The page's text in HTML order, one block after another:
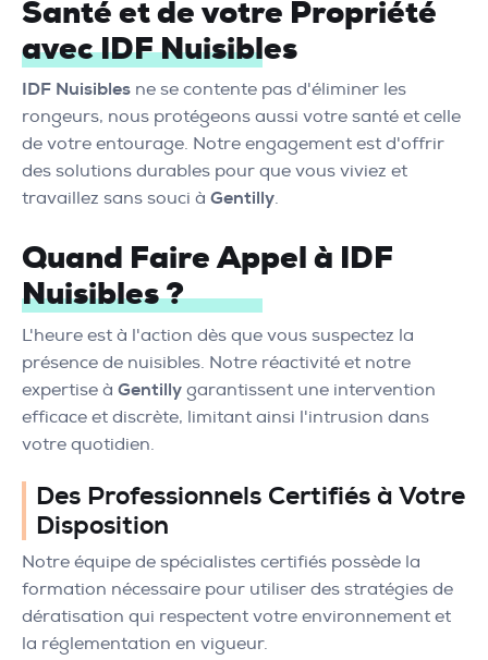
Santé et de votre Propriété
avec IDF Nuisibles
IDF Nuisibles ne se contente pas d'éliminer les
rongeurs, nous protégeons aussi votre santé et celle
de votre entourage. Notre engagement est d'offrir
des solutions durables pour que vous viviez et
travaillez sans souci à Gentilly.
Quand Faire Appel à IDF
Nuisibles ?
L'heure est à l'action dès que vous suspectez la
présence de nuisibles. Notre réactivité et notre
expertise à Gentilly garantissent une intervention
efficace et discrète, limitant ainsi l'intrusion dans
votre quotidien.
Des Professionnels Certifiés à Votre
Disposition
Notre équipe de spécialistes certifiés possède la
formation nécessaire pour utiliser des stratégies de
dératisation qui respectent votre environnement et
la réglementation en vigueur.